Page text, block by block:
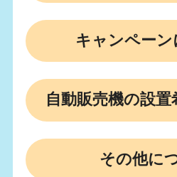
キャンペー
自動販売機の設
その他に